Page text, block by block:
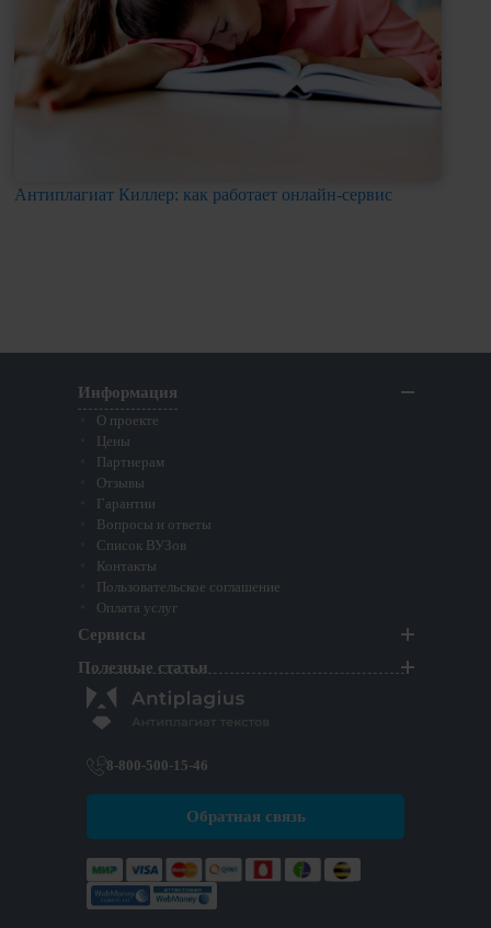
Антиплагиат Киллер: как работает онлайн-сервис
8-800-500-15-46
Обратная связь
Информация
О проекте
Цены
Партнерам
Отзывы
Гарантии
Вопросы и ответы
Список ВУЗов
Контакты
Пользовательское соглашение
Оплата услуг
Сервисы
Полезные статьи